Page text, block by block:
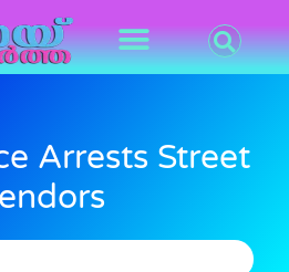
Arrests Street